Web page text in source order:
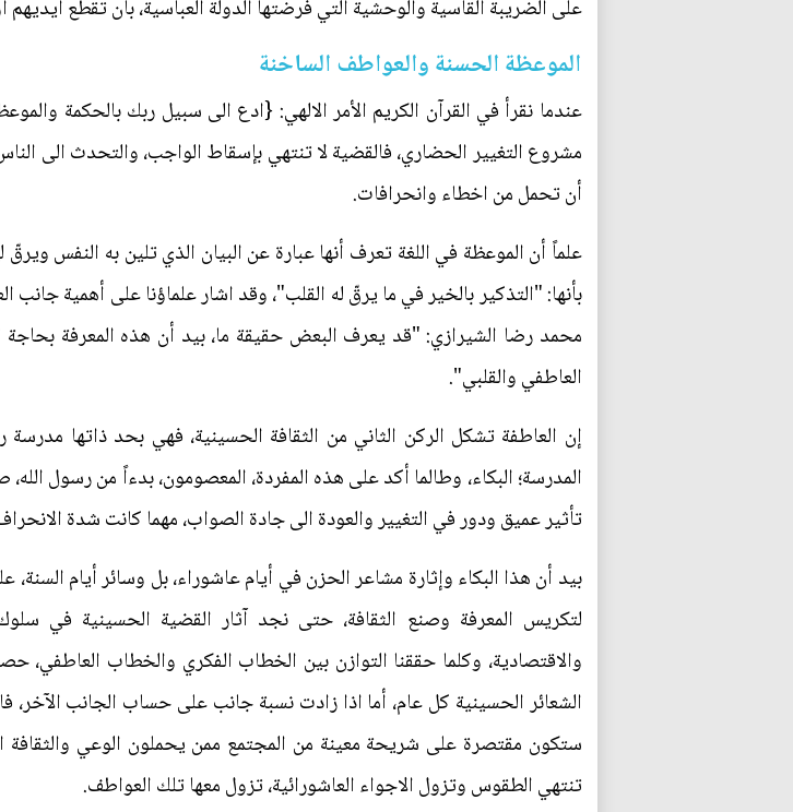
على الضريبة القاسية والوحشية التي فرضتها الدولة العباسية، بأن تقطع
الموعظة الحسنة والعواطف الساخنة
عندما نقرأ في القرآن الكريم الأمر الالهي: {ادع الى سبيل ربك بالحكمة
مشروع التغيير الحضاري، فالقضية لا تنتهي بإسقاط الواجب، والتحدث الى
أن تحمل من اخطاء وانحرافات.
علماً أن الموعظة في اللغة تعرف أنها عبارة عن البيان الذي تلين به النفس
بأنها: "التذكير بالخير في ما يرقّ له القلب"، وقد اشار علماؤنا على أهمية
محمد رضا الشيرازي: "قد يعرف البعض حقيقة ما، بيد أن هذه المعرفة
العاطفي والقلبي".
إن العاطفة تشكل الركن الثاني من الثقافة الحسينية، فهي بحد ذاتها
المدرسة؛ البكاء، وطالما أكد على هذه المفردة، المعصومون، بدءاً من رسول الله،
تأثير عميق ودور في التغيير والعودة الى جادة الصواب، مهما كانت شدة
بيد أن هذا البكاء وإثارة مشاعر الحزن في أيام عاشوراء، بل وسائر أيام
لتكريس المعرفة وصنع الثقافة، حتى نجد آثار القضية الحسينية في
والاقتصادية، وكلما حققنا التوازن بين الخطاب الفكري والخطاب العاطفي،
الشعائر الحسينية كل عام، أما اذا زادت نسبة جانب على حساب الجانب الآخر،
ستكون مقتصرة على شريحة معينة من المجتمع ممن يحملون الوعي
تنتهي الطقوس وتزول الاجواء العاشورائية، تزول معها تلك العواطف.